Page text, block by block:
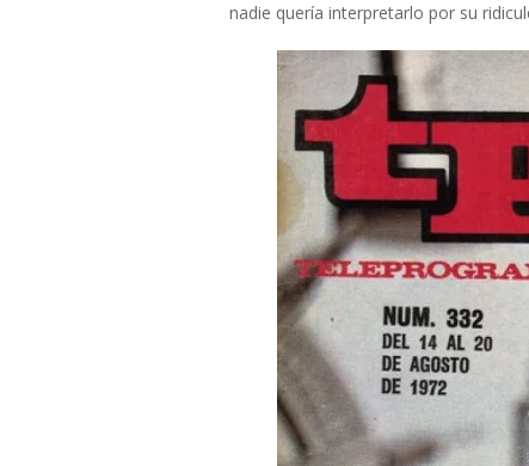
nadie quería interpretarlo por su